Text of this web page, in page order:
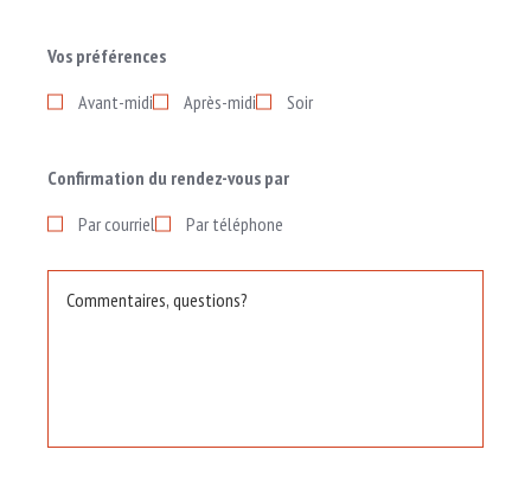
Vos préférences
Avant-midi
Après-midi Soir
Confirmation du rendez-vous par
Par courriel
Par téléphone